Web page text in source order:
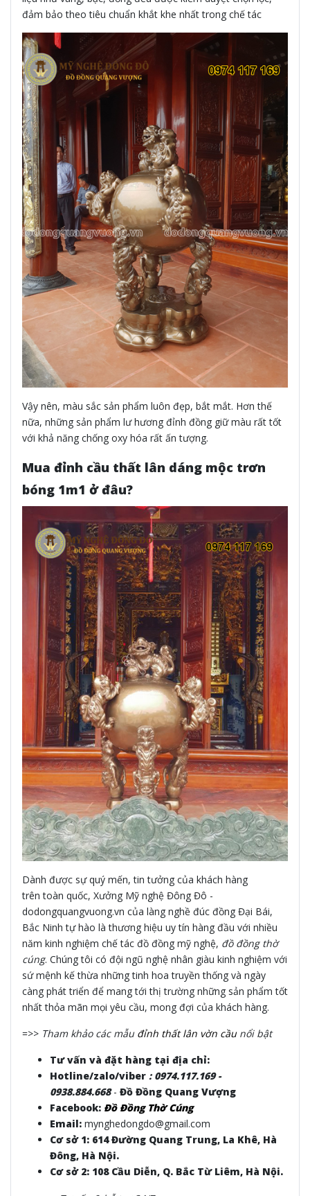
đảm bảo theo tiêu chuẩn khắt khe nhất trong chế tác
Vậy nên, màu sắc sản phẩm luôn đẹp, bắt mắt. Hơn thế
nữa, những sản phẩm lư hương đỉnh đồng giữ màu rất tốt
với khả năng chống oxy hóa rất ấn tượng.
Mua đỉnh cầu thất lân dáng mộc trơn
bóng 1m1 ở đâu?
Dành được sự quý mến, tin tưởng của khách hàng
trên toàn quốc, Xưởng Mỹ nghệ Đông Đô -
dodongquangvuong.vn của làng nghề đúc đồng Đại Bái,
Bắc Ninh tự hào là thương hiệu uy tín hàng đầu với nhiều
năm kinh nghiệm chế tác đồ đồng mỹ nghệ, đồ đồng thờ
cúng. Chúng tôi có đội ngũ nghệ nhân giàu kinh nghiệm với
sứ mệnh kế thừa những tinh hoa truyền thống và ngày
càng phát triển để mang tới thị trường những sản phẩm tốt
nhất thỏa mãn mọi yêu cầu, mong đợi của khách hàng.
=>> Tham khảo các mẫu đỉnh thất lân vờn cầunổi bật
Tư vấn và đặt hàng tại địa chỉ:
Hotline/zalo/viber : 0974.117.169 -
0938.884.668 - Đồ Đồng Quang Vượng
Facebook: Đồ Đồng Thờ Cúng
Email: mynghedongdo@gmail.com
Cơ sở 1: 614 Đường Quang Trung, La Khê, Hà
Đông, Hà Nội.
Cơ sở 2: 108 Cầu Diễn, Q. Bắc Từ Liêm, Hà Nội.